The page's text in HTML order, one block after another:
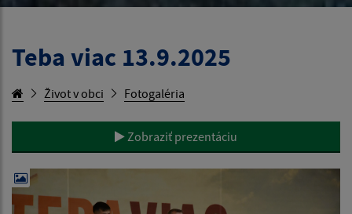
Teba viac 13.9.2025
Život v obci Fotogaléria
Zobraziť prezentáciu